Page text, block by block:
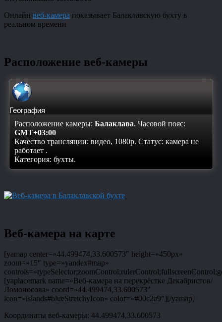
Онлайн веб-камера показывает Балаклавскую бухту в
реальном времени
Расположение веб-камеры
География
Расположение камеры: Балаклава. Часовой пояс:
GMT+03:00
Качество трансляции: видео, 1080p. Статус: камера не
работает .
Категория: бухты.
Веб-камера на карте
[yamap center=»44.499474,33.600573″ height=»450px»
zoom=»15″ type=»yandex#map»
[yaplacemark name=»Веб-камера на перекрёстке Декабристов/
Ломоносова» coord=»44.499474,33.600573″
icon=»islands#blueStretchyIcon» color=»#00c2a9″][/yamap]
Координаты веб-камеры: 44.499474,33.600573